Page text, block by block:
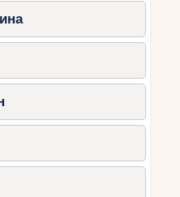
казки
із казки, які
в екскурсіях з
багато цікавих